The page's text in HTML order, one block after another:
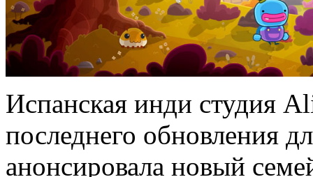
Испанская инди студия
последнего обновления
анонсировала новый